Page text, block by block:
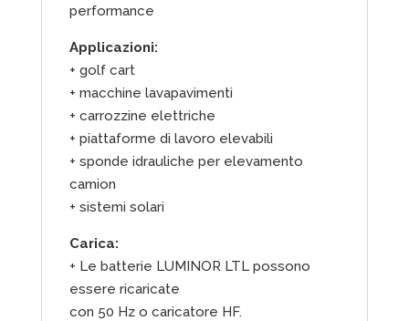
performance
Applicazioni:
+ golf cart
+ macchine lavapavimenti
+ carrozzine elettriche
+ piattaforme di lavoro elevabili
+ sponde idrauliche per elevamento
camion
+ sistemi solari
Carica:
+ Le batterie LUMINOR LTL possono
essere ricaricate
con 50 Hz o caricatore HF.